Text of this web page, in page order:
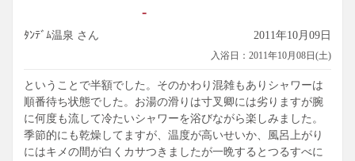
-
ﾀﾝﾃﾞﾑ温泉 さん 2011年10月09日
入浴日：2011年10月08日(土)
ということで半額でした。そのかわり混雑もありシャワーは
順番待ち状態でした。お湯の滑りは寸叉卿には劣りますが腕
に何度も流して冷たいシャワーを浴びながら楽しみました。
季節的にも乾燥してますが、温度が高いせいか、風呂上がり
にはキメの間が白くカサつきましたが一晩するとつるすべに